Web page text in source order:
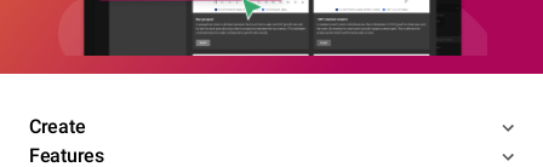
Create
Features